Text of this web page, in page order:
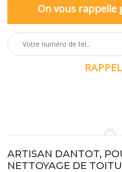
On vous
ARTISAN DANTOT,
NETTOYAGE DE